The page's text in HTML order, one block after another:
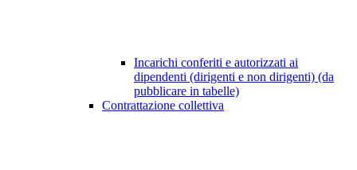
Incarichi conferiti e autorizzati ai
dipendenti (dirigenti e non dirigenti) (da
pubblicare in tabelle)
Contrattazione collettiva